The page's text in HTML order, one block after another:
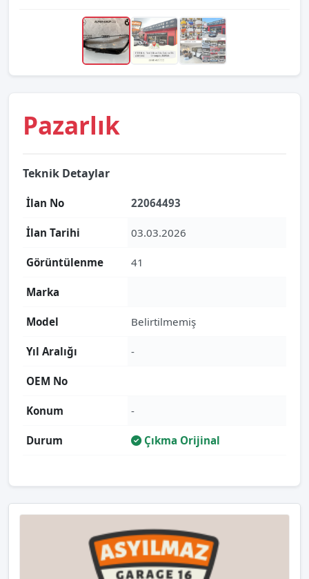
Pazarlık
Teknik Detaylar
İlan No 22064493
İlan Tarihi 03.03.2026
Görüntülenme 41
Marka
Model Belirtilmemiş
Yıl Aralığı -
OEM No
Konum -
Durum Çıkma Orijinal